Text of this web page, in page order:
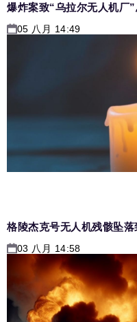
爆炸案致“乌拉尔无人机厂
05 八月 14:49
格陵杰克号无人机残骸坠
03 八月 14:58